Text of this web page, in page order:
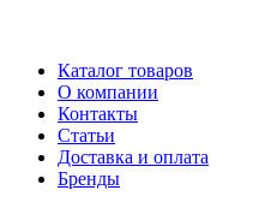
Каталог товаров
О компании
Контакты
Статьи
Доставка и оплата
Бренды